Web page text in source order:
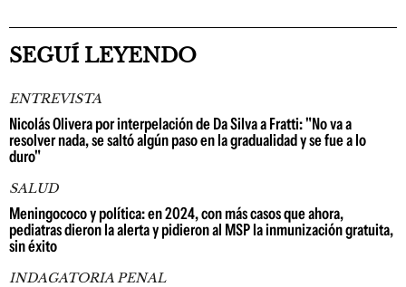
SEGUÍ LEYENDO
ENTREVISTA
Nicolás Olivera por interpelación de Da Silva a Fratti: "No va a
resolver nada, se saltó algún paso en la gradualidad y se fue a lo
duro"
SALUD
Meningococo y política: en 2024, con más casos que ahora,
pediatras dieron la alerta y pidieron al MSP la inmunización gratuita,
sin éxito
INDAGATORIA PENAL